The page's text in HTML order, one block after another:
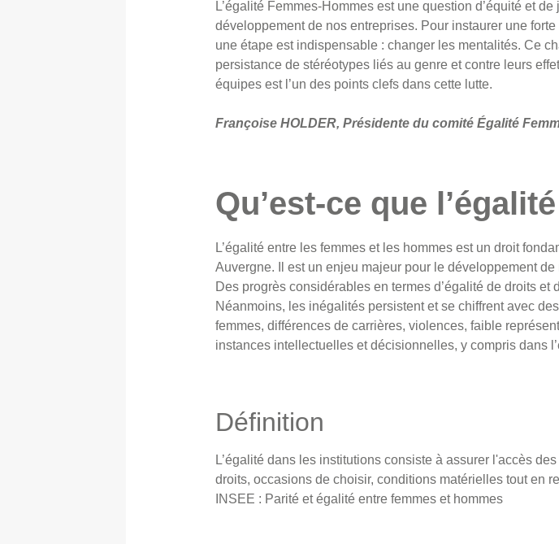
L’égalité Femmes-Hommes est une question d’équité et
développement de nos entreprises. Pour instaurer une
une étape est indispensable : changer les mentalités. Ce
persistance de stéréotypes liés au genre et contre leurs
équipes est l’un des points clefs dans cette lutte.
Françoise HOLDER, Présidente du comité Égalité
Qu’est-ce que
L’égalité entre les femmes et les hommes est un droit
Auvergne. Il est un enjeu majeur pour le développement de
Des progrès considérables en termes d’égalité de droits
Néanmoins, les inégalités persistent et se chiffrent avec
femmes, différences de carrières, violences, faible
instances intellectuelles et décisionnelles, y compris dans
Définition
L’égalité dans les institutions consiste à assurer l'accès
droits, occasions de choisir, conditions matérielles tout en
INSEE : Parité et égalité entre femmes et hommes